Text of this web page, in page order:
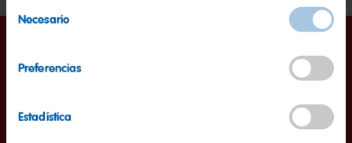
deNecesario
Preferencias
Estadística
Así es como funciona